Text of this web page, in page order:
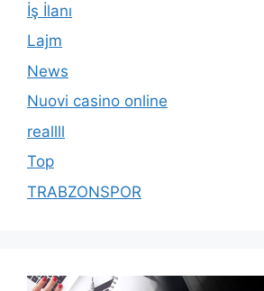
İş İlanı
Lajm
News
Nuovi casino online
reallll
Top
TRABZONSPOR